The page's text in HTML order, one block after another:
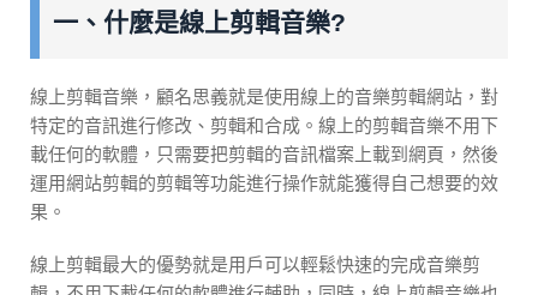
一、什麼是線上剪輯音樂?
線上剪輯音樂，顧名思義就是使用線上的音樂剪輯網站，對
特定的音訊進行修改、剪輯和合成。線上的剪輯音樂不用下
載任何的軟體，只需要把剪輯的音訊檔案上載到網頁，然後
運用網站剪輯的剪輯等功能進行操作就能獲得自己想要的效
果。
線上剪輯最大的優勢就是用戶可以輕鬆快速的完成音樂剪